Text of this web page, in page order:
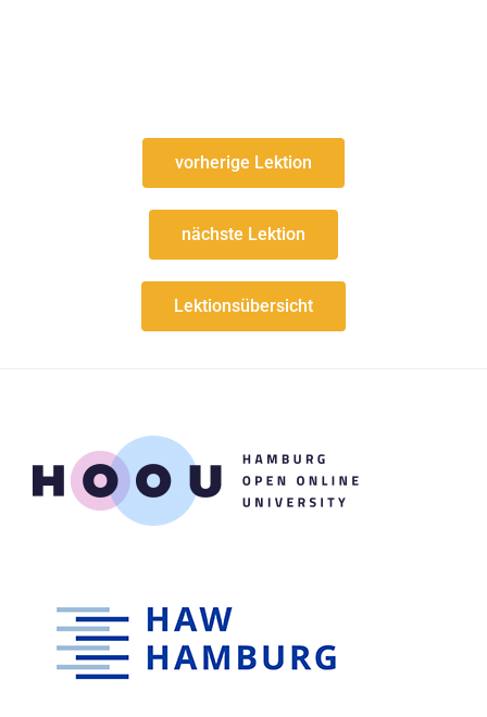
vorherige Lektion
nächste Lektion
Lektionsübersicht